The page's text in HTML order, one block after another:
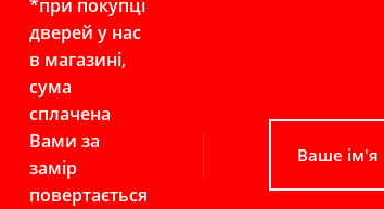
*при покупці
дверей у нас
в магазині,
сума
сплачена
Вами за
замір
повертається